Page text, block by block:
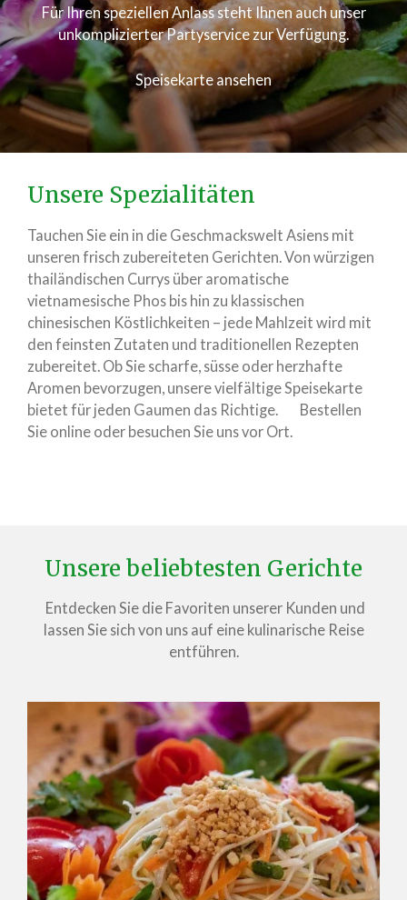
Für Ihren speziellen Anlass steht Ihnen auch unser
unkomplizierter Partyservice zur Verfügung.
Speisekarte ansehen
Unsere Spezialitäten
Tauchen Sie ein in die Geschmackswelt Asiens mit
unseren frisch zubereiteten Gerichten. Von würzigen
thailändischen Currys über aromatische
vietnamesische Phos bis hin zu klassischen
chinesischen Köstlichkeiten – jede Mahlzeit wird mit
den feinsten Zutaten und traditionellen Rezepten
zubereitet. Ob Sie scharfe, süsse oder herzhafte
Aromen bevorzugen, unsere vielfältige Speisekarte
bietet für jeden Gaumen das Richtige. Bestellen
Sie online oder besuchen Sie uns vor Ort.
Unsere beliebtesten Gerichte
Entdecken Sie die Favoriten unserer Kunden und
lassen Sie sich von uns auf eine kulinarische Reise
entführen.